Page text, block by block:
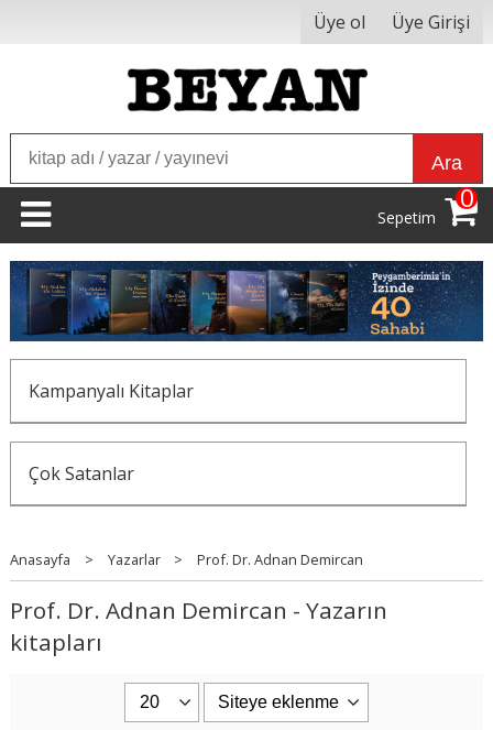
Üye ol Üye Girişi
Ara
Sepetim
0
Kampanyalı Kitaplar
Çok Satanlar
Anasayfa > Yazarlar > Prof. Dr. Adnan Demircan
Prof. Dr. Adnan Demircan - Yazarın
kitapları